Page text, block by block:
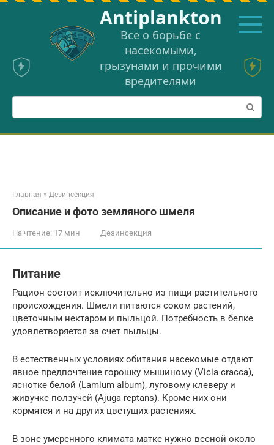
Перейти
Аntiplankton
Все о борьбе с
насекомыми,
грызунами и прочими
вредителями
Поиск:
Главная » Дезинсекция
Описание и фото земляного шмеля
На чтение: 17 мин Дезинсекция
Питание
Рацион состоит исключительно из пищи растительного
происхождения. Шмели питаются соком растений,
цветочным нектаром и пыльцой. Потребность в белке
удовлетворяется за счет пыльцы.
В естественных условиях обитания насекомые отдают
явное предпочтение горошку мышиному (Vicia cracca),
яснотке белой (Lamium album), луговому клеверу и
живучке ползучей (Ajuga reptans). Кроме них они
кормятся и на других цветущих растениях.
В зоне умеренного климата матке нужно весной около